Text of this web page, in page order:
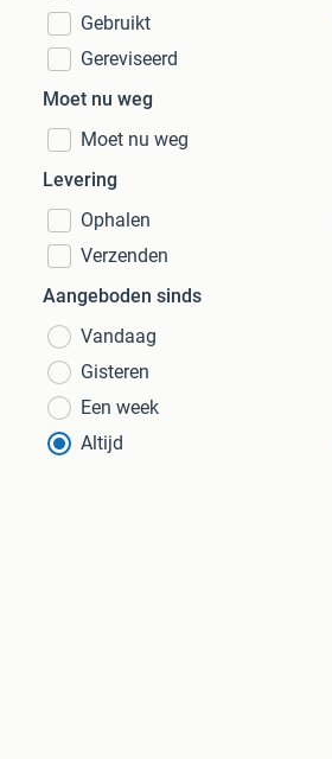
Gebruikt
Gereviseerd
Moet nu weg
Moet nu weg
Levering
Ophalen
Verzenden
Aangeboden sinds
Vandaag
Gisteren
Een week
Altijd